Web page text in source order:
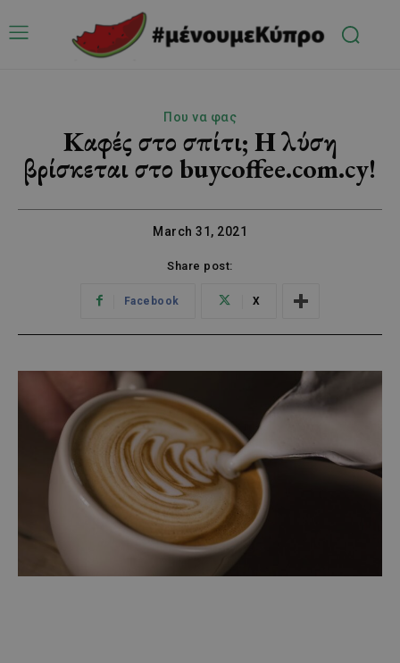
Που να φας
Καφές στο σπίτι; Η λύση
βρίσκεται στο buycoffee.com.cy!
March 31, 2021
Share post:
Facebook X